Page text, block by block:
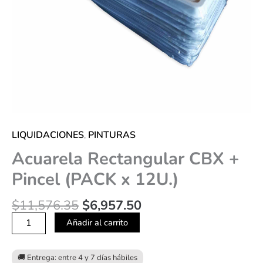
LIQUIDACIONES, PINTURAS
Acuarela Rectangular CBX +
Pincel (PACK x 12U.)
$11,576.35 $6,957.50
Añadir al carrito